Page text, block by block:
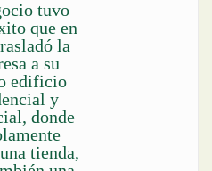
tuvo
que en
la
a su
edificio
y
donde
tienda,